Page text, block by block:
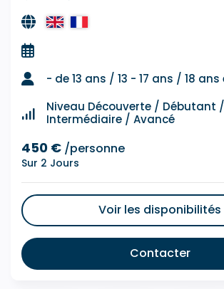
- de 13 ans / 13 - 17 ans / 18 ans
Niveau Découverte / Débutant /
Intermédiaire / Avancé
450 € /personne
Sur 2 Jours
Voir les disponibilités
Contacter